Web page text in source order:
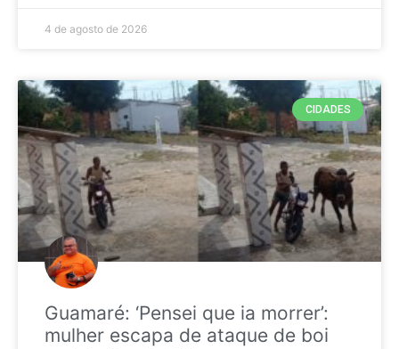
4 de agosto de 2026
CIDADES
Guamaré: ‘Pensei que ia morrer’:
mulher escapa de ataque de boi